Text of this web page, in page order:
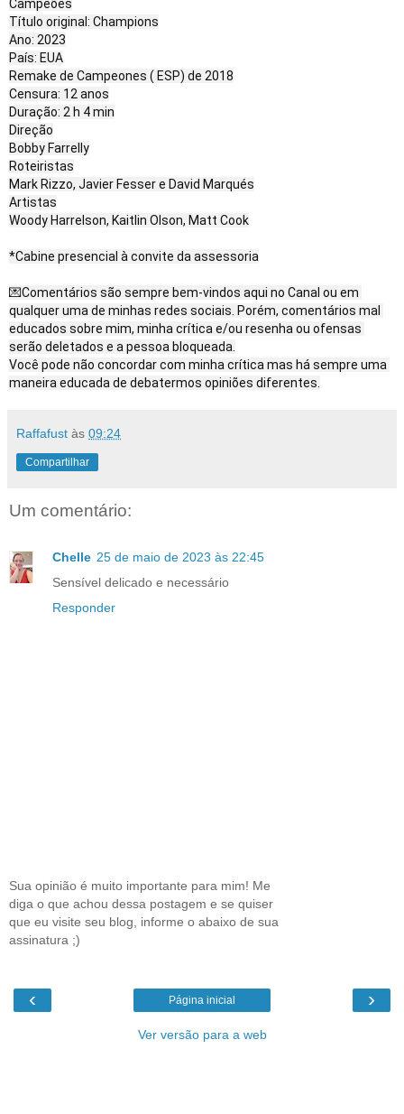
Campeões
Título original: Champions
Ano: 2023
País: EUA
Remake de Campeones ( ESP) de 2018
Censura: 12 anos
Duração: 2 h 4 min
Direção
Bobby Farrelly
Roteiristas
Mark Rizzo, Javier Fesser e David Marqués
Artistas
Woody Harrelson, Kaitlin Olson, Matt Cook
*Cabine presencial à convite da assessoria
💌Comentários são sempre bem-vindos aqui no Canal ou em
qualquer uma de minhas redes sociais. Porém, comentários mal
educados sobre mim, minha crítica e/ou resenha ou ofensas
serão deletados e a pessoa bloqueada.
Você pode não concordar com minha crítica mas há sempre uma
maneira educada de debatermos opiniões diferentes.
Raffafust às 09:24
Compartilhar
Um comentário:
Chelle 25 de maio de 2023 às 22:45
Sensível delicado e necessário
Responder
Sua opinião é muito importante para mim! Me
diga o que achou dessa postagem e se quiser
que eu visite seu blog, informe o abaixo de sua
assinatura ;)
‹ ›
Página inicial
Ver versão para a web